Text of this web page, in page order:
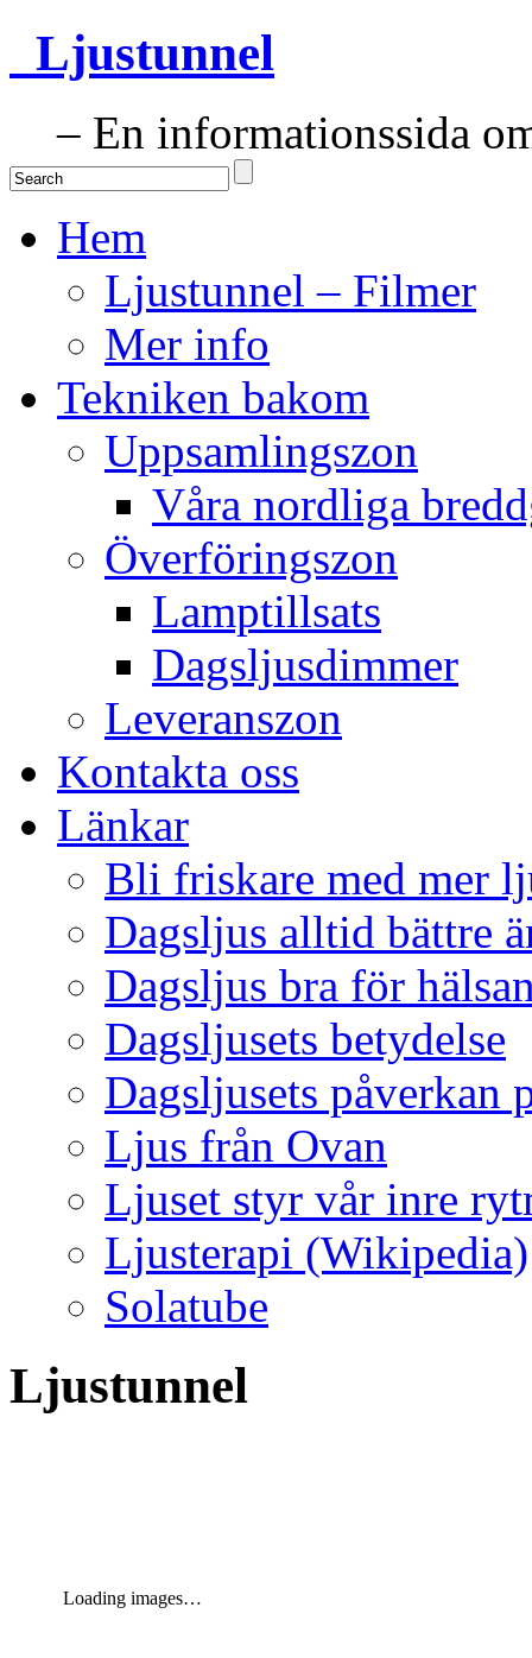
Ljustunnel
– En informationssida
Hem
Ljustunnel – Filmer
Mer info
Tekniken bakom
Uppsamlingszon
Våra nordliga
Överföringszon
Lamptillsats
Dagsljusdimmer
Leveranszon
Kontakta oss
Länkar
Bli friskare med mer
Dagsljus alltid bättre
Dagsljus bra för
Dagsljusets betydelse
Dagsljusets påverkan
Ljus från Ovan
Ljuset styr vår inre
Ljusterapi (Wikipedia)
Solatube
Ljustunnel
Loading images…